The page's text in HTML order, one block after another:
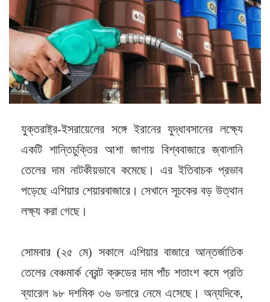
যুক্তরাষ্ট্র-ইসরায়েলের সঙ্গে ইরানের যুদ্ধাবসানের লক্ষ্যে
একটি শান্তিচুক্তির আশা জাগায় বিশ্ববাজারে জ্বালানি
তেলের দাম নাটকীয়ভাবে কমেছে। এর ইতিবাচক প্রভাব
পড়েছে এশিয়ার শেয়ারবাজারে। সেখানে সূচকের বড় উত্থান
লক্ষ্য করা গেছে।
সোমবার (২৫ মে) সকালে এশিয়ার বাজারে আন্তর্জাতিক
তেলের বেঞ্চমার্ক ব্রেন্ট ক্রুডের দাম পাঁচ শতাংশ কমে প্রতি
ব্যারেল ৯৮ দশমিক ৩৬ ডলারে নেমে এসেছে। অন্যদিকে,